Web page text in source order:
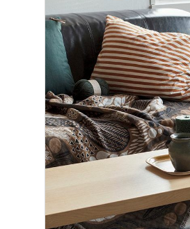
Pöydät ja tuolit
Säilytys
Työpöydät ja työtuolit
Matot
Villamatot